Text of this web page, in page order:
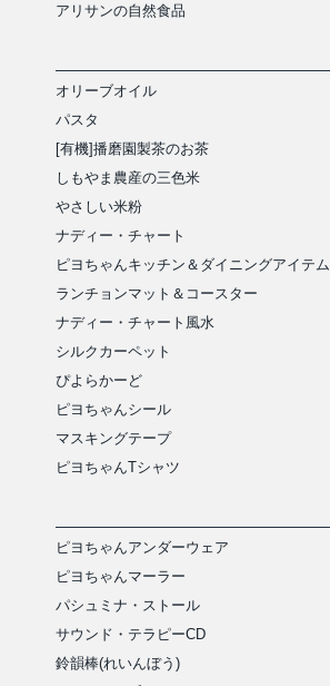
アリサンの自然食品
オリーブオイル
パスタ
[有機]播磨園製茶のお茶
しもやま農産の三色米
やさしい米粉
ナディー・チャート
ピヨちゃんキッチン＆ダイニングアイテム
ランチョンマット＆コースター
ナディー・チャート風水
シルクカーペット
ぴよらかーど
ピヨちゃんシール
マスキングテープ
ピヨちゃんTシャツ
ピヨちゃんアンダーウェア
ピヨちゃんマーラー
パシュミナ・ストール
サウンド・テラピーCD
鈴韻棒(れいんぼう)